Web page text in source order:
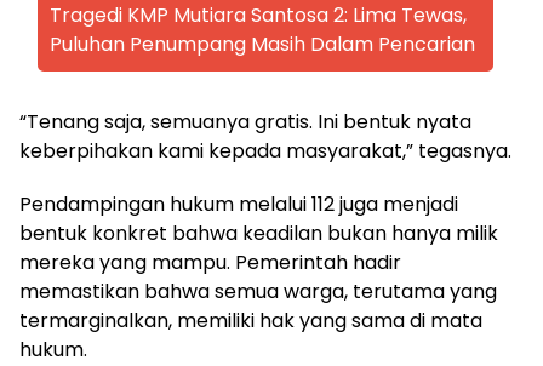
Tragedi KMP Mutiara Santosa 2: Lima Tewas,
Puluhan Penumpang Masih Dalam Pencarian
“Tenang saja, semuanya gratis. Ini bentuk nyata
keberpihakan kami kepada masyarakat,” tegasnya.
Pendampingan hukum melalui 112 juga menjadi
bentuk konkret bahwa keadilan bukan hanya milik
mereka yang mampu. Pemerintah hadir
memastikan bahwa semua warga, terutama yang
termarginalkan, memiliki hak yang sama di mata
hukum.